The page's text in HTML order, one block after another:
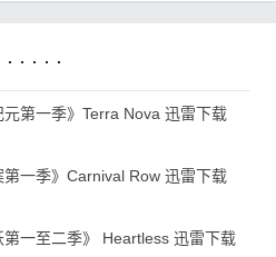
· · · ·
元第一季》Terra Nova 迅雷下载
第一季》Carnival Row 迅雷下载
第一至二季》 Heartless 迅雷下载